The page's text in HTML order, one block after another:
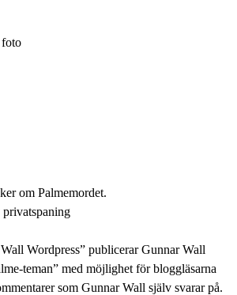
om Palmemordet.
Wordpress” publicerar Gunnar Wall
teman” med möjlighet för bloggläsarna
som Gunnar Wall själv svarar på.